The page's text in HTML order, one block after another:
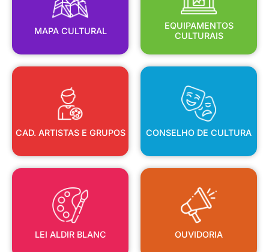
MAPA CULTURAL
EQUIPAMENTOS
CULTURAIS
CAD. ARTISTAS E GRUPOS
CAD. ARTISTAS E GRUPOS
CONSELHO DE CULTURA
CONSELHO DE CULTURA
LEI ALDIR BLANC
LEI ALDIR BLANC
OUVIDORIA
OUVIDORIA